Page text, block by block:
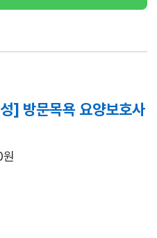
] 방문목욕 요양보호사